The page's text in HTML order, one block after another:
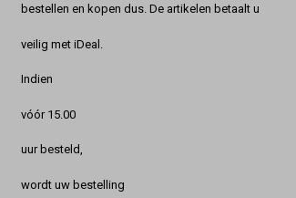
bestellen en kopen dus. De artikelen betaalt u
veilig met iDeal.
Indien
vóór 15.00
uur besteld,
wordt uw bestelling